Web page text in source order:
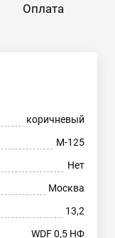
Оплата
коричневый
М-125
Нет
Москва
13,2
WDF 0,5 НФ